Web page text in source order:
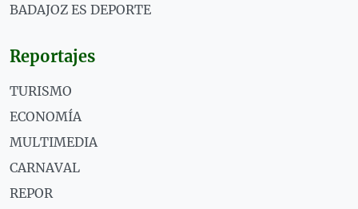
BADAJOZ ES DEPORTE
Reportajes
TURISMO
ECONOMÍA
MULTIMEDIA
CARNAVAL
REPOR